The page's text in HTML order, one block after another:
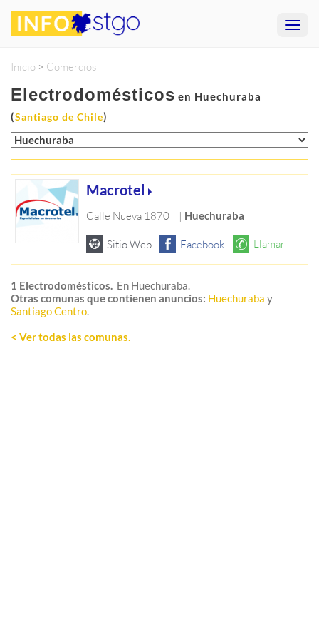
Inicio > Comercios
Electrodomésticos en Huechuraba
(Santiago de Chile)
Macrotel
Calle Nueva 1870 | Huechuraba
1 Electrodomésticos. En Huechuraba.
Otras comunas que contienen anuncios: Huechuraba y
Santiago Centro.
< Ver todas las comunas.